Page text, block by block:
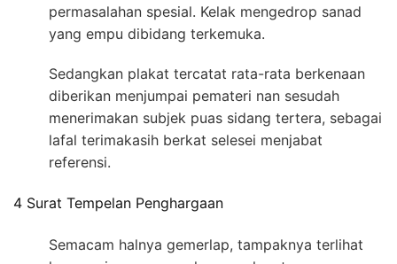
permasalahan spesial. Kelak mengedrop sanad
yang empu dibidang terkemuka.
Sedangkan plakat tercatat rata-rata berkenaan
diberikan menjumpai pemateri nan sesudah
menerimakan subjek puas sidang tertera, sebagai
lafal terimakasih berkat selesei menjabat
referensi.
4 Surat Tempelan Penghargaan
Semacam halnya gemerlap, tampaknya terlihat